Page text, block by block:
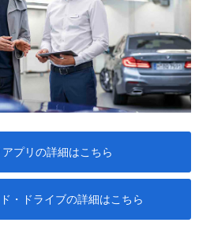
プリの詳細はこちら
・ドライブの詳細はこちら